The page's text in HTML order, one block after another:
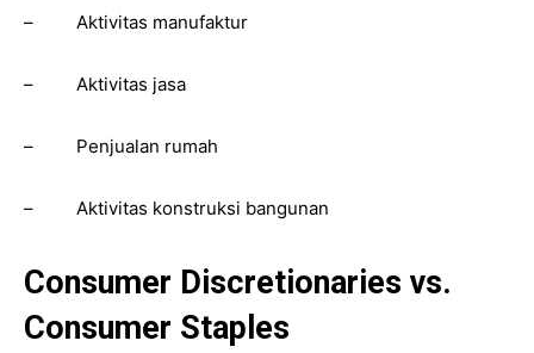
– Aktivitas manufaktur
– Aktivitas jasa
– Penjualan rumah
– Aktivitas konstruksi bangunan
Consumer Discretionaries vs.
Consumer Staples